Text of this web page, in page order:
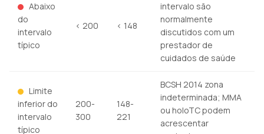
Abaixo
do
intervalo
típico
< 200 < 148
intervalo são
normalmente
discutidos com um
prestador de
cuidados de saúde
Limite
inferior do
intervalo
típico
200-
300
148-
221
BCSH 2014 zona
indeterminada; MMA
ou holoTC podem
acrescentar